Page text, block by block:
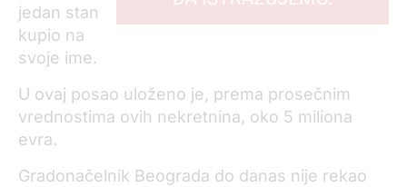
jedan stan
kupio na
svoje ime.
U ovaj posao uloženo je, prema prosečnim
vrednostima ovih nekretnina, oko 5 miliona
evra.
Gradonačelnik Beograda do danas nije rekao